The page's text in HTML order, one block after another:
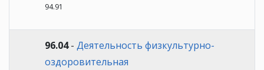
94.91
96.04- Деятельность физкультурно-
оздоровительная